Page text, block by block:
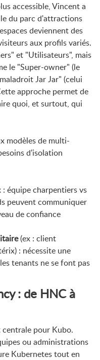
accessible, Vincent a
du parc d'attractions
deviennent des
aux profils variés.
et "Utilisateurs", mais
le "Super-owner" (le
Jar Jar" (celui
approche permet de
quoi, et surtout, qui
modèles de multi-
d'isolation
: équipe charpentiers vs
peuvent communiquer
de confiance
(ex : client
: nécessite une
tenants ne se font pas
: de HNC à
pour Kubo.
ou administrations
Kubernetes tout en